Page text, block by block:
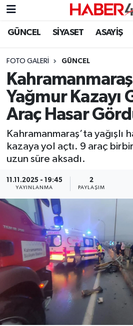
GÜNCEL SİYASET ASAYİŞ
FOTO GALERI GÜNCEL
Yağmur Kazayı
Araç Hasar
Kahramanmaraş’ta yağışlı
kazaya yol açtı. 9 araç
uzun süre aksadı.
11.11.2025 - 19:45
YAYINLANMA
2
PAYLAŞIM
GÜNCEL
SİYASET
EKONOMİ
SPOR
SAĞLIK
EĞİTİM
İLÇE HABERLERİ
KÜLTÜR-SANAT
KSÜ
Nöbetçi Eczaneler
Hava Durumu
Kahramanmaraş Namaz
Trafik Durumu
Süper Lig Puan Durumu ve
Son Dakika Haberleri
Haber Arşivi